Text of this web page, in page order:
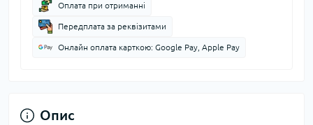
Оплата при отриманні
Передплата за реквізитами
Онлайн оплата карткою: Google Pay, Apple Pay
Опис